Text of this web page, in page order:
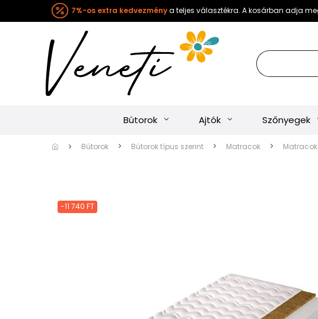
7%-os extra kedvezménya teljes választékra. A kosárban adja
Bútorok Ajtók Szőnyegek
Bútorok Bútorok típus szerint Matracok
-11 740 FT